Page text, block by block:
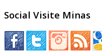
Social Visite Minas